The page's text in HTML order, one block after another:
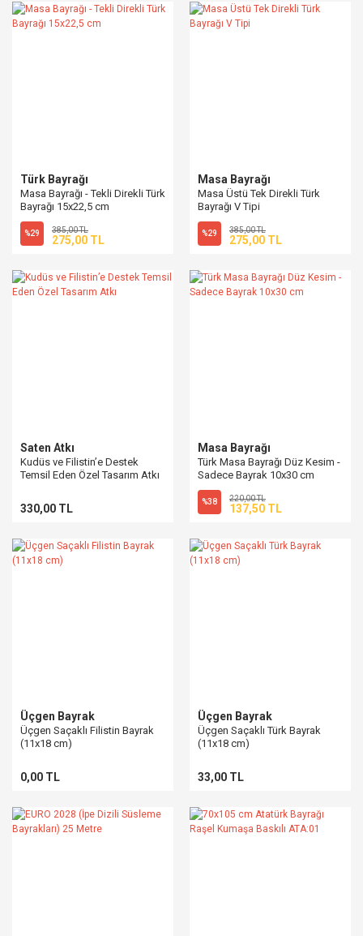
Türk Bayrağı
Masa Bayrağı - Tekli Direkli Türk
Bayrağı 15x22,5 cm
%29 385,00 TL
275,00 TL
Masa Bayrağı
Masa Üstü Tek Direkli Türk
Bayrağı V Tipi
%29 385,00 TL
275,00 TL
Saten Atkı
Kudüs ve Filistin’e Destek
Temsil Eden Özel Tasarım Atkı
330,00 TL
Masa Bayrağı
Türk Masa Bayrağı Düz Kesim -
Sadece Bayrak 10x30 cm
%38 220,00 TL
137,50 TL
Üçgen Bayrak
Üçgen Saçaklı Filistin Bayrak
(11x18 cm)
0,00 TL
Üçgen Bayrak
Üçgen Saçaklı Türk Bayrak
(11x18 cm)
33,00 TL